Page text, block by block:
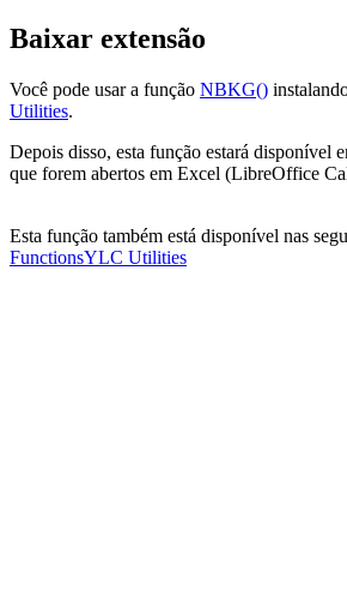
Baixar extensão
Você pode usar a função NBKG()
Utilities.
Depois disso, esta função estará disponível
que forem abertos em Excel (LibreOffice
Esta função também está disponível nas
FunctionsYLC Utilities